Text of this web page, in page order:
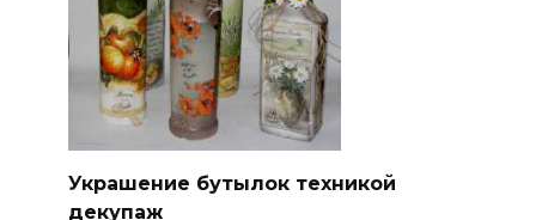
Украшение бутылок техникой
декупаж